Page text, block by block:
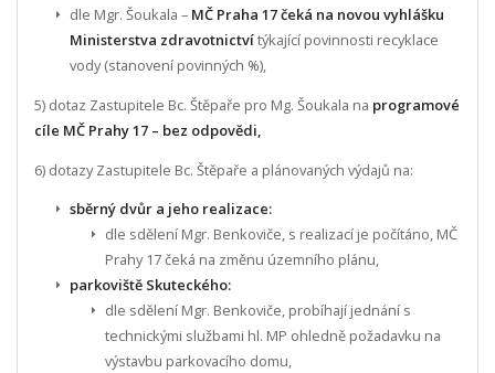
dle Mgr. Šoukala – MČ Praha 17 čeká na novou vyhlášku
Ministerstva zdravotnictvítýkající povinnosti recyklace
vody (stanovení povinných %),
5) dotaz Zastupitele Bc. Štěpaře pro Mg. Šoukala na programové
cíle MČ Prahy 17 – bez odpovědi,
6) dotazy Zastupitele Bc. Štěpaře a plánovaných výdajů na:
sběrný dvůr a jeho realizace:
dle sdělení Mgr. Benkoviče, s realizací je počítáno, MČ
Prahy 17 čeká na změnu územního plánu,
parkoviště Skuteckého:
dle sdělení Mgr. Benkoviče, probíhají jednání s
technickými službami hl. MP ohledně požadavku na
výstavbu parkovacího domu,